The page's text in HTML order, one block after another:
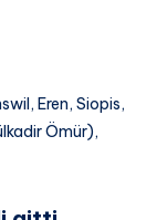
Eren, Siopis,
Ömür),